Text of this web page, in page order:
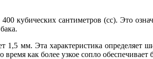
400 кубических сантиметров (cc). Это
1,5 мм. Эта характеристика
как более узкое сопло обеспечивает